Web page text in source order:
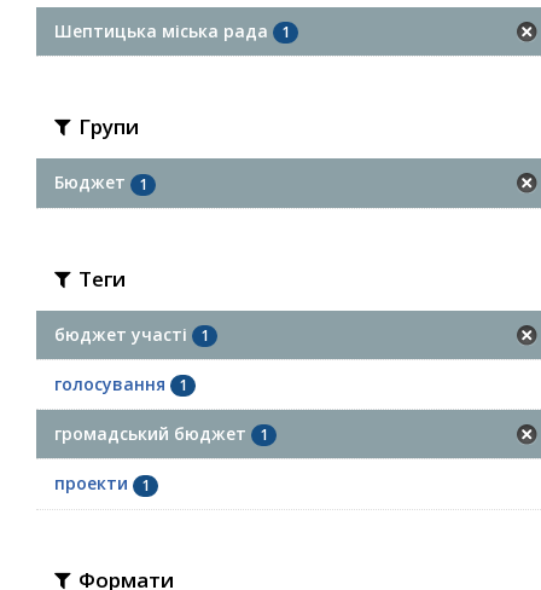
Шептицька міська рада 1
Групи
Бюджет 1
Теги
бюджет участі 1
голосування 1
громадський бюджет 1
проекти 1
Формати